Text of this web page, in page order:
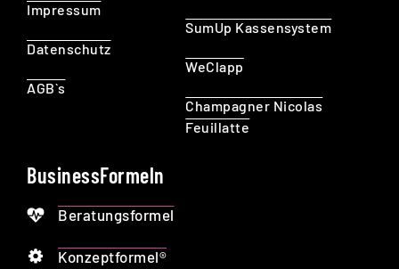
Impressum
Datenschutz
AGB`s
SumUp Kassensystem
WeClapp
Champagner Nicolas
Feuillatte
BusinessFormeln
Beratungsformel
Konzeptformel®